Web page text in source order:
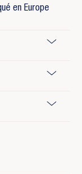
en Europe